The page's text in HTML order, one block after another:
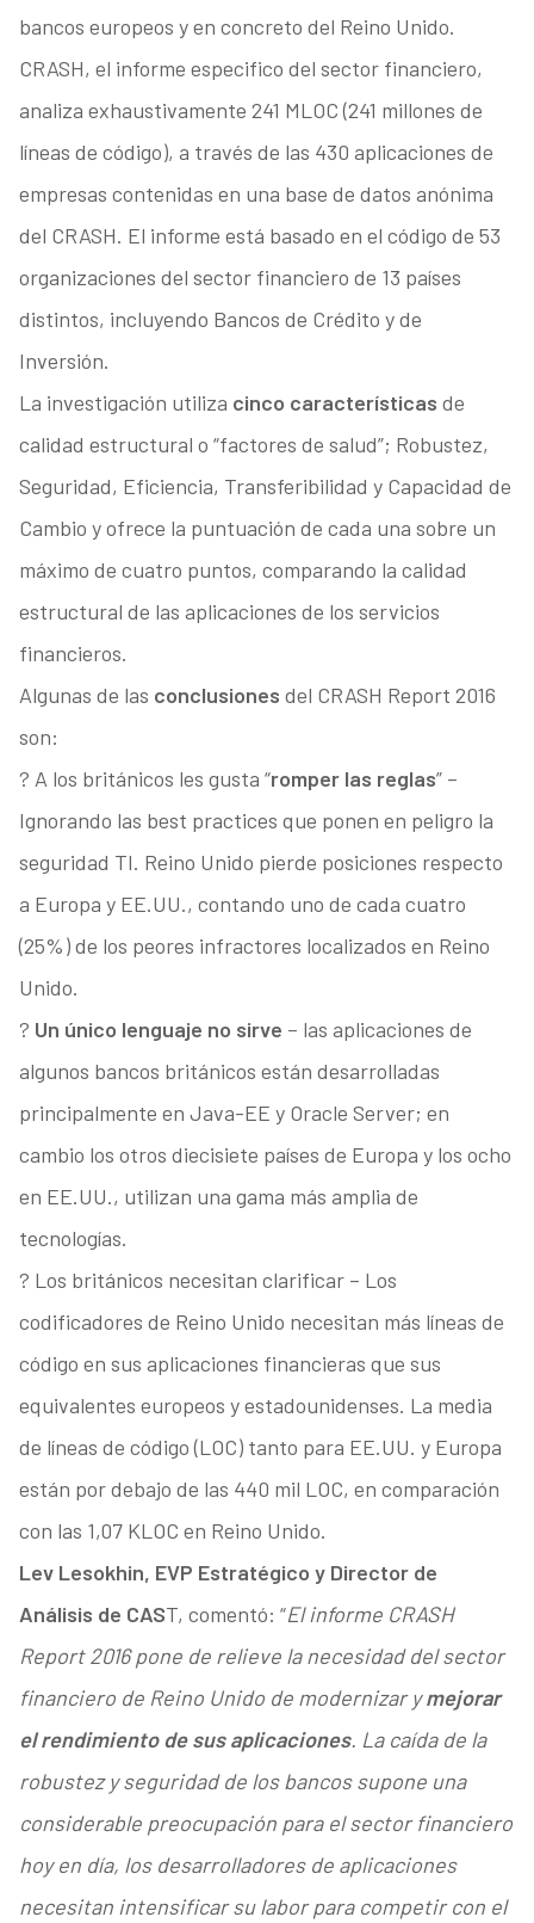
bancos europeos y en concreto del Reino Unido.
CRASH, el informe especifico del sector financiero,
analiza exhaustivamente 241 MLOC (241 millones de
líneas de código), a través de las 430 aplicaciones de
empresas contenidas en una base de datos anónima
del CRASH. El informe está basado en el código de 53
organizaciones del sector financiero de 13 países
distintos, incluyendo Bancos de Crédito y de
Inversión.
La investigación utiliza cinco características de
calidad estructural o “factores de salud”; Robustez,
Seguridad, Eficiencia, Transferibilidad y Capacidad de
Cambio y ofrece la puntuación de cada una sobre un
máximo de cuatro puntos, comparando la calidad
estructural de las aplicaciones de los servicios
financieros.
Algunas de las conclusiones del CRASH Report 2016
son:
? A los británicos les gusta “romper las reglas” –
Ignorando las best practices que ponen en peligro la
seguridad TI. Reino Unido pierde posiciones respecto
a Europa y EE.UU., contando uno de cada cuatro
(25%) de los peores infractores localizados en Reino
Unido.
? Un único lenguaje no sirve – las aplicaciones de
algunos bancos británicos están desarrolladas
principalmente en Java-EE y Oracle Server; en
cambio los otros diecisiete países de Europa y los ocho
en EE.UU., utilizan una gama más amplia de
tecnologías.
? Los británicos necesitan clarificar – Los
codificadores de Reino Unido necesitan más líneas de
código en sus aplicaciones financieras que sus
equivalentes europeos y estadounidenses. La media
de líneas de código (LOC) tanto para EE.UU. y Europa
están por debajo de las 440 mil LOC, en comparación
con las 1,07 KLOC en Reino Unido.
Lev Lesokhin, EVP Estratégico y Director de
Análisis de CAST, comentó: “El informe CRASH
Report 2016 pone de relieve la necesidad del sector
financiero de Reino Unido de modernizar ymejorar
el rendimiento de sus aplicaciones. La caída de la
robustez y seguridad de los bancos supone una
considerable preocupación para el sector financiero
hoy en día, los desarrolladores de aplicaciones
necesitan intensificar su labor para competir con el